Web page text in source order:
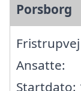
Porsborg
Ansatte:
Startdato: